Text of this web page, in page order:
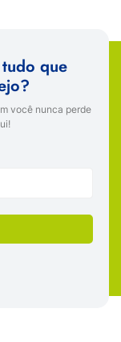
que
você nunca perde